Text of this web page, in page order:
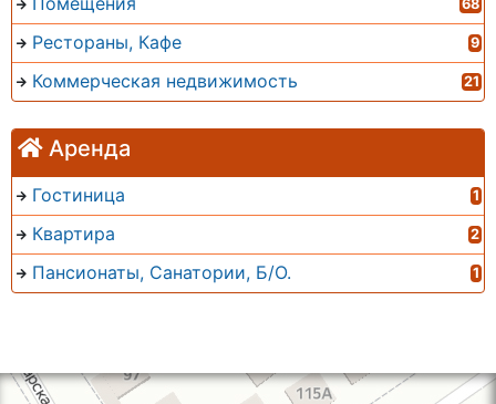
68
Рестораны, Кафе 9
Коммерческая недвижимость 21
Аренда
Гостиница 1
Квартира 2
Пансионаты, Санатории, Б/О. 1